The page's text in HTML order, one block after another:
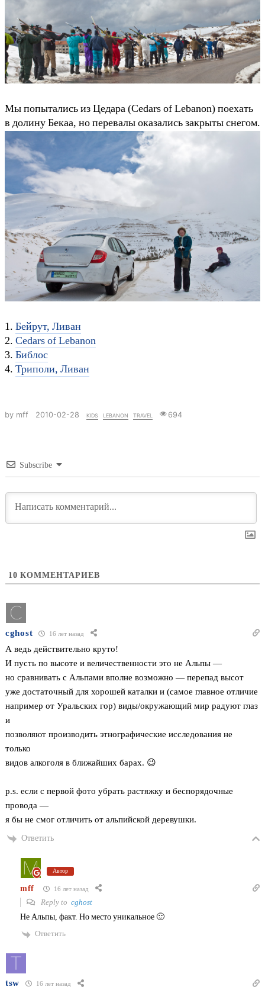
Мы попытались из Цедара (Cedars of Lebanon) поехать
в долину Бекаа, но перевалы оказались закрыты снегом.
1. Бейрут, Ливан
2. Cedars of Lebanon
3. Библос
4. Триполи, Ливан
by mff 2010-02-28 kids lebanon travel 694
Subscribe
10 КОММЕНТАРИЕВ
cghost 16 лет назад
А ведь действительно круто!
И пусть по высоте и величественности это не Альпы —
но сравнивать с Альпами вполне возможно — перепад высот
уже достаточный для хорошей каталки и (самое главное отличие
например от Уральских гор) виды/окружающий мир радуют глаз
и
позволяют производить этнографические исследования не
только
видов алкоголя в ближайших барах. 😉
p.s. если с первой фото убрать растяжку и беспорядочные
провода —
я бы не смог отличить от альпийской деревушки.
Ответить
Автор
mff 16 лет назад
Reply to cghost
Не Альпы, факт. Но место уникальное 🙂
Ответить
tsw 16 лет назад